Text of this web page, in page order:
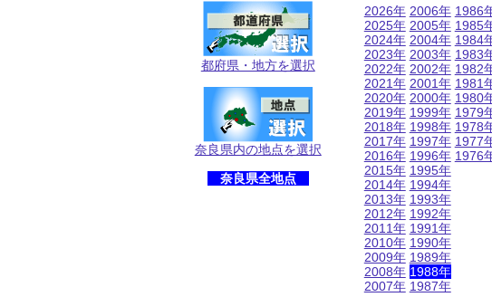
都府県・地方を選択
奈良県内の地点を選択
奈良県全地点
2026年
2025年
2024年
2023年
2022年
2021年
2020年
2019年
2018年
2017年
2016年
2015年
2014年
2013年
2012年
2011年
2010年
2009年
2008年
2007年
2006年
2005年
2004年
2003年
2002年
2001年
2000年
1999年
1998年
1997年
1996年
1995年
1994年
1993年
1992年
1991年
1990年
1989年
1988年
1987年
1986
1985
1984
1983
1982
1981
1980
1979
1978
1977
1976